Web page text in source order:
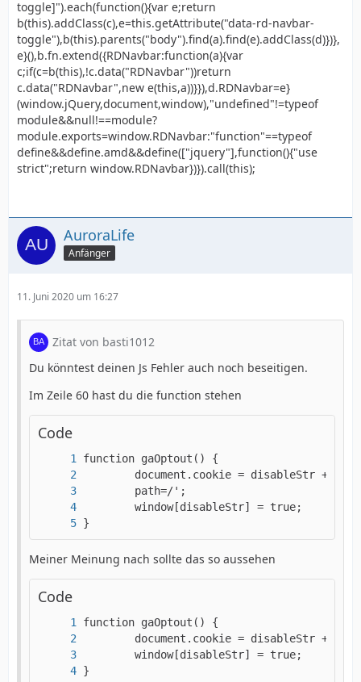
toggle]").each(function(){var e;return
b(this).addClass(c),e=this.getAttribute("data-rd-navbar-
toggle"),b(this).parents("body").find(a).find(e).addClass(d)})},
e}(),b.fn.extend({RDNavbar:function(a){var
c;if(c=b(this),!c.data("RDNavbar"))return
c.data("RDNavbar",new e(this,a))}}),d.RDNavbar=e}
(window.jQuery,document,window),"undefined"!=typeof
module&&null!==module?
module.exports=window.RDNavbar:"function"==typeof
define&&define.amd&&define(["jquery"],function(){"use
strict";return window.RDNavbar})}).call(this);
AuroraLife
Anfänger
11. Juni 2020 um 16:27
Zitat von basti1012
Du könntest deinen Js Fehler auch noch beseitigen.
Im Zeile 60 hast du die function stehen
Code
}
Meiner Meinung nach sollte das so aussehen
Code
}